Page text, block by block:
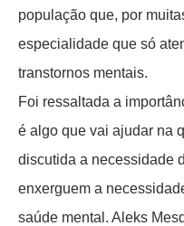
população que, por
especialidade que só
transtornos mentais.
Foi ressaltada a
é algo que vai ajudar na
discutida a necessidade
enxerguem a
saúde mental. Aleks